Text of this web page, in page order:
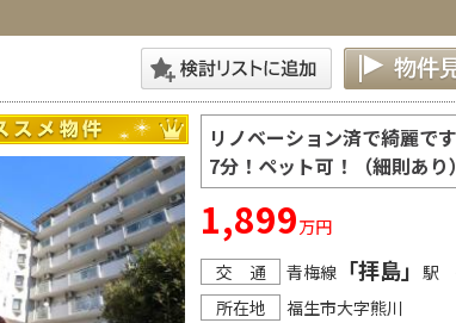
リノベーション済で綺麗で
7分！ペット可！（細則あり
1,899万円
交 通
青梅線 「拝島」 駅
所在地
福生市大字熊川